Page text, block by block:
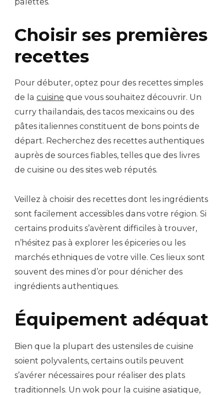
Choisir ses premières
recettes
Pour débuter, optez pour des recettes simples
de la cuisine que vous souhaitez découvrir. Un
curry thaïlandais, des tacos mexicains ou des
pâtes italiennes constituent de bons points de
départ. Recherchez des recettes authentiques
auprès de sources fiables, telles que des livres
de cuisine ou des sites web réputés.
Veillez à choisir des recettes dont les ingrédients
sont facilement accessibles dans votre région. Si
certains produits s’avèrent difficiles à trouver,
n’hésitez pas à explorer les épiceries ou les
marchés ethniques de votre ville. Ces lieux sont
souvent des mines d’or pour dénicher des
ingrédients authentiques.
Équipement adéquat
Bien que la plupart des ustensiles de cuisine
soient polyvalents, certains outils peuvent
s’avérer nécessaires pour réaliser des plats
traditionnels. Un wok pour la cuisine asiatique,